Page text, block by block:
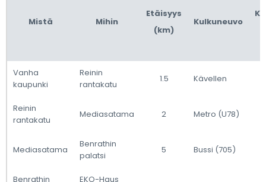
Mistä Mihin
Etäisyys
(km)
Kulkuneuvo
Vanha
kaupunki
Reinin
rantakatu
1.5 Kävellen
Reinin
rantakatu
Mediasatama 2 Metro (U78)
Mediasatama
Benrathin
palatsi
5 Bussi (705)
Benrathin EKO-Haus